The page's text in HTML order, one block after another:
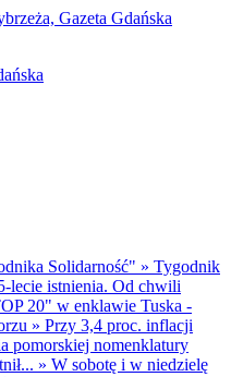
Solidarność" » Tygodnik
lecie istnienia. Od chwili
20" w enklawie Tuska -
» Przy 3,4 proc. inflacji
pomorskiej nomenklatury
» W sobotę i w niedzielę